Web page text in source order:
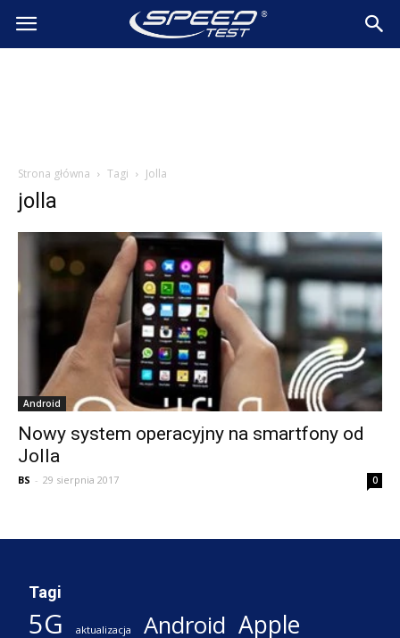
SpeedTest.pl
Strona główna Tagi Jolla
jolla
Android
Nowy system operacyjny na smartfony od
Jolla
BS - 29 sierpnia 2017 0
Tagi
5G aktualizacja Android Apple